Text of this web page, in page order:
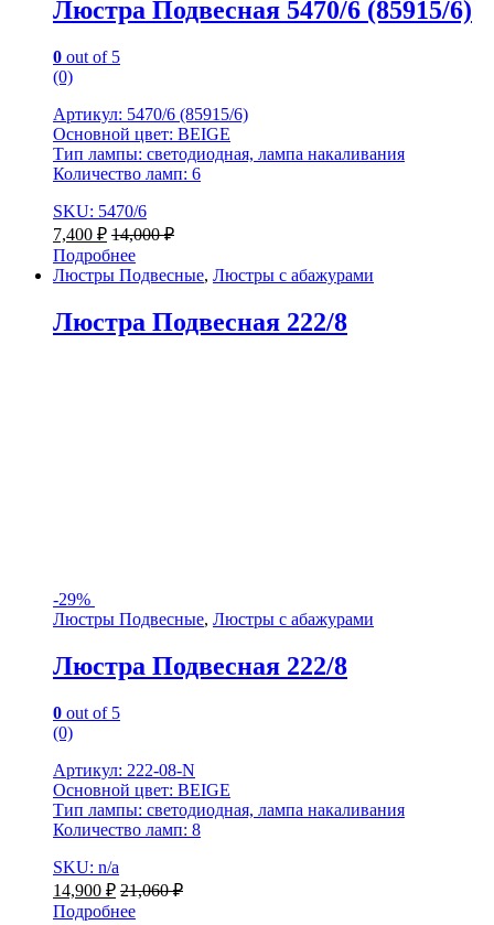
Люстра Подвесная 5470/6 (85915/6)
0 out of 5
(0)
Артикул: 5470/6 (85915/6)
Основной цвет: BEIGE
Тип лампы: светодиодная, лампа накаливания
Количество ламп: 6
SKU: 5470/6
7,400 ₽ 14,000₽
Подробнее
Люстры Подвесные, Люстры с абажурами
Люстра Подвесная 222/8
-29%
Люстры Подвесные, Люстры с абажурами
Люстра Подвесная 222/8
0 out of 5
(0)
Артикул: 222-08-N
Основной цвет: BEIGE
Тип лампы: светодиодная, лампа накаливания
Количество ламп: 8
SKU: n/a
14,900 ₽ 21,060₽
Подробнее